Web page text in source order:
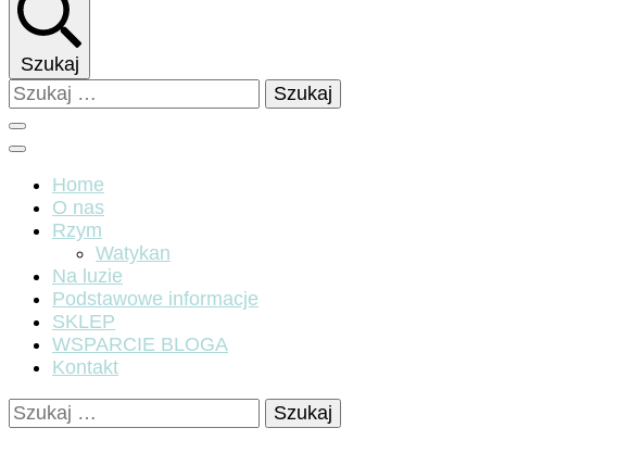
Szukaj
Szukaj:
Home
O nas
Rzym
Watykan
Na luzie
Podstawowe informacje
SKLEP
WSPARCIE BLOGA
Kontakt
Szukaj: